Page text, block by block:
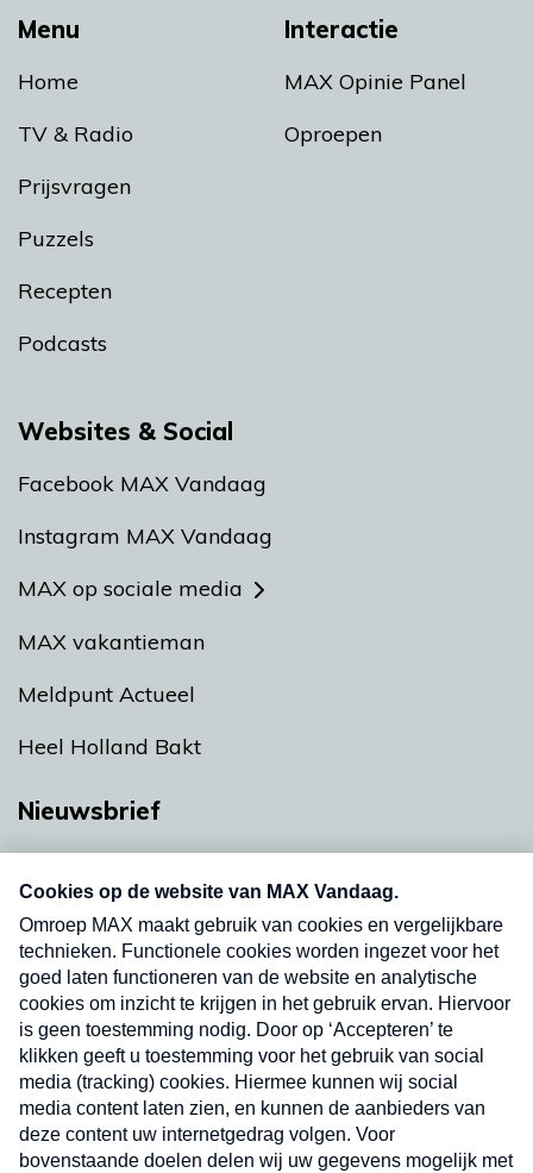
Menu
Home
TV & Radio
Prijsvragen
Puzzels
Recepten
Podcasts
Interactie
MAX Opinie Panel
Oproepen
Websites & Social
Facebook MAX Vandaag
Instagram MAX Vandaag
MAX op sociale media
MAX vakantieman
Meldpunt Actueel
Heel Holland Bakt
Nieuwsbrief
nieuwsbrief. Elke vrijdag- en dinsdagochtend in
uw mailbox.
Verzend